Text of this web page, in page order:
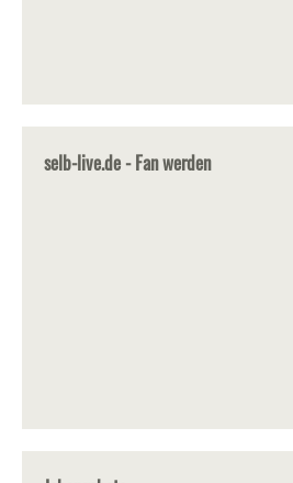
selb-live.de - Fan werden